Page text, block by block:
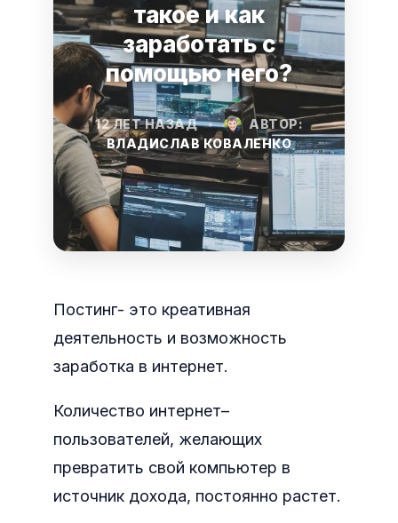
такое и как
заработать с
помощью него?
12 ЛЕТ НАЗАД •
АВТОР:
ВЛАДИСЛАВ КОВАЛЕНКО
Постинг- это креативная
деятельность и возможность
заработка в интернет.
Количество интернет–
пользователей, желающих
превратить свой компьютер в
источник дохода, постоянно растет.